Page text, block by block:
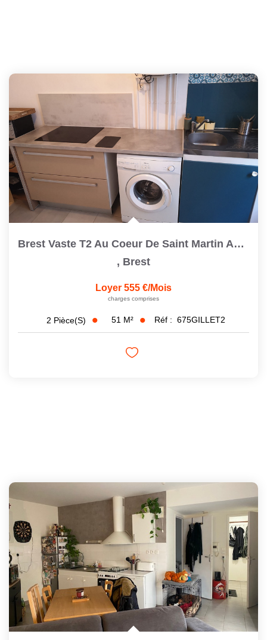
Brest Vaste T2 Au Coeur De Saint Martin Au 2ème Et Dernier...
, Brest
Loyer 555 €/mois
charges comprises
2 Pièce(s) 51 M² Réf : 675GILLET2